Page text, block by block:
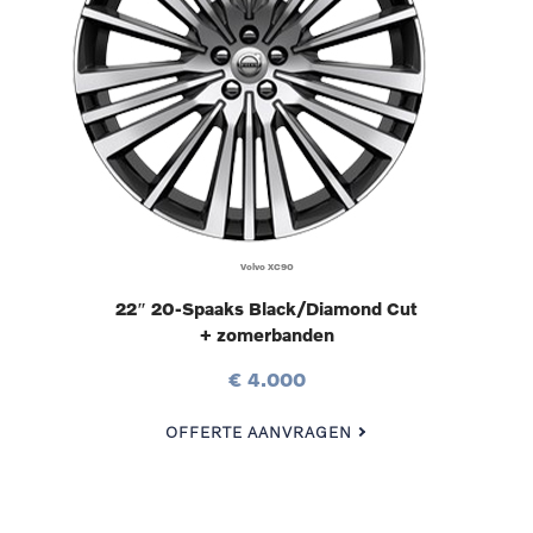
Volvo XC90
22″ 20-Spaaks Black/Diamond Cut
+ zomerbanden
€ 4.000
OFFERTE AANVRAGEN